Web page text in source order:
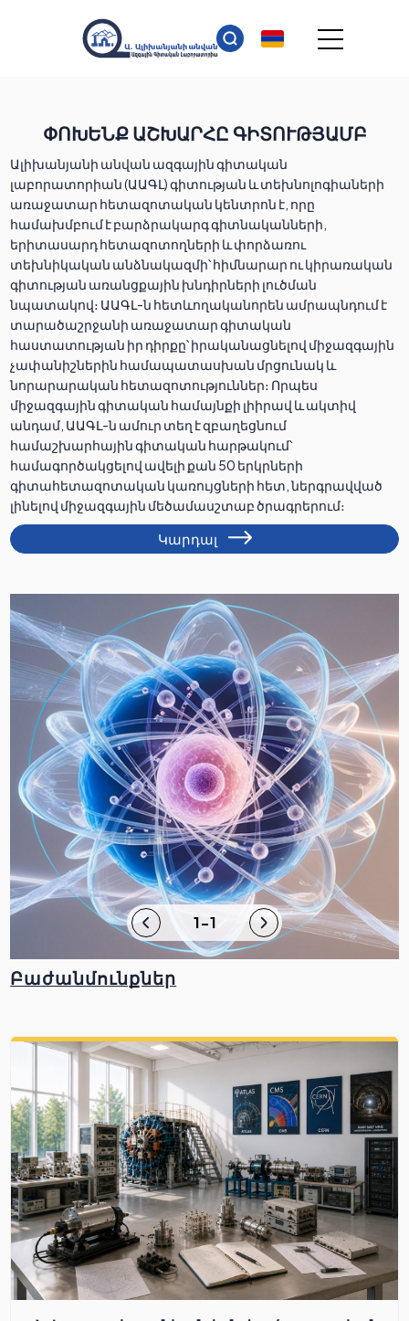
ՓՈԽԵՆՔ ԱՇԽԱՐՀԸ ԳԻՏՈՒԹՅԱՄԲ
Ալիխանյանի անվան ազգային գիտական
լաբորատորիան (ԱԱԳԼ) գիտության և տեխնոլոգիաների
առաջատար հետազոտական կենտրոն է, որը
համախմբում է բարձրակարգ գիտնականների,
երիտասարդ հետազոտողների և փորձառու
տեխնիկական անձնակազմի՝ հիմնարար ու կիրառական
գիտության առանցքային խնդիրների լուծման
նպատակով։ ԱԱԳԼ-ն հետևողականորեն ամրապնդում է
տարածաշրջանի առաջատար գիտական
հաստատության իր դիրքը՝ իրականացնելով միջազգային
չափանիշներին համապատասխան մրցունակ և
նորարարական հետազոտություններ։ Որպես
միջազգային գիտական համայնքի լիիրավ և ակտիվ
անդամ, ԱԱԳԼ-ն ամուր տեղ է զբաղեցնում
համաշխարհային գիտական հարթակում՝
համագործակցելով ավելի քան 50 երկրների
գիտահետազոտական կառույցների հետ, ներգրավված
լինելով միջազգային մեծամասշտաբ ծրագրերում։
Կարդալ
1-1
Բաժանմունքներ